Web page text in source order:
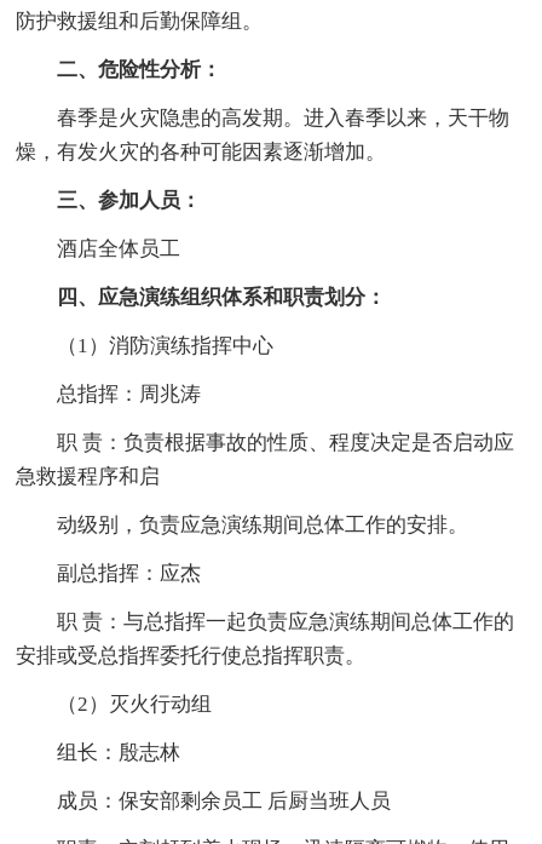
防护救援组和后勤保障组。
二、危险性分析：
春季是火灾隐患的高发期。进入春季以来，天干物
燥，有发火灾的各种可能因素逐渐增加。
三、参加人员：
酒店全体员工
四、应急演练组织体系和职责划分：
（1）消防演练指挥中心
总指挥：周兆涛
职 责：负责根据事故的性质、程度决定是否启动应
急救援程序和启
动级别，负责应急演练期间总体工作的安排。
副总指挥：应杰
职 责：与总指挥一起负责应急演练期间总体工作的
安排或受总指挥委托行使总指挥职责。
（2）灭火行动组
组长：殷志林
成员：保安部剩余员工 后厨当班人员